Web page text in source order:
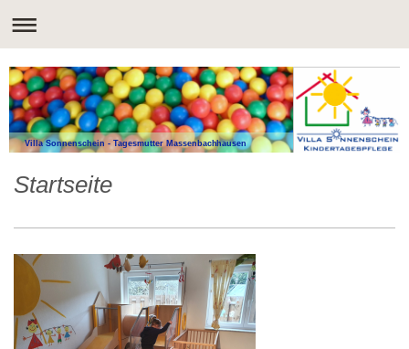
Villa Sonnenschein - Tagesmutter Massenbachhausen
Startseite